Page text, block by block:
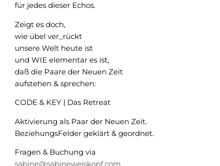
für jedes dieser Echos.
Zeigt es doch,
wie übel ver_rückt
unsere Welt heute ist
und WIE elementar es ist,
daß die Paare der Neuen Zeit
aufstehen & sprechen:
CODE & KEY | Das Retreat
Aktivierung als Paar der Neuen Zeit.
BeziehungsFelder geklärt & geordnet.
Fragen & Buchung via
sabine@sabineweiskopf.com